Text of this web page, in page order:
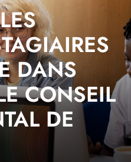
DANS
CONSEIL
DE